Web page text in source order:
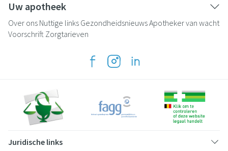
Uw apotheek
Over ons Nuttige links GezondheidsnieuwsApotheker van wacht
Voorschrift Zorgtarieven
Juridische links